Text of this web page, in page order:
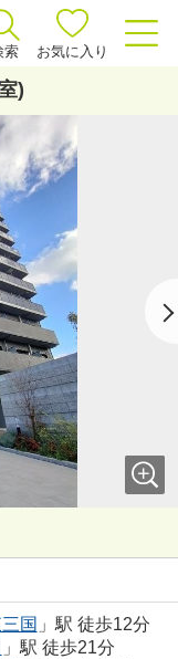
索 お気に入り
)
国 」駅 徒歩12分
」駅 徒歩21分